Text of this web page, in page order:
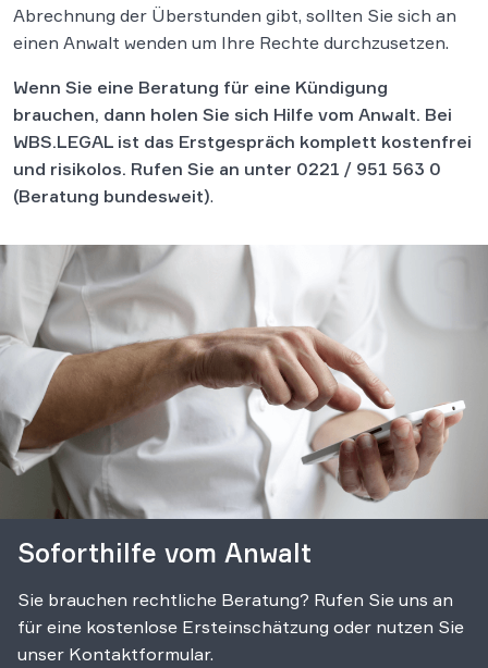
Abrechnung der Überstunden gibt, sollten Sie sich an
einen Anwalt wenden um Ihre Rechte durchzusetzen.
Wenn Sie eine Beratung für eine Kündigung
brauchen, dann holen Sie sich Hilfe vom Anwalt. Bei
WBS.LEGAL ist das Erstgespräch komplett kostenfrei
und risikolos. Rufen Sie an unter 0221 / 951 563 0
(Beratung bundesweit).
Soforthilfe vom Anwalt
Sie brauchen rechtliche Beratung? Rufen Sie uns an
für eine kostenlose Ersteinschätzung oder nutzen Sie
unser Kontaktformular.